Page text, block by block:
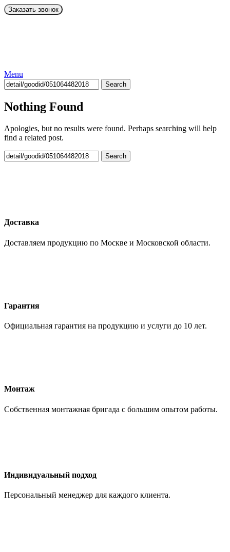
Menu
Search
Nothing Found
Apologies, but no results were found. Perhaps searching will help
find a related post.
Search
Доставка
Доставляем продукцию по Москве и Московской области.
Гарантия
Официальная гарантия на продукцию и услуги до 10 лет.
Монтаж
Собственная монтажная бригада с большим опытом работы.
Индивидуальный подход
Персональный менеджер для каждого клиента.